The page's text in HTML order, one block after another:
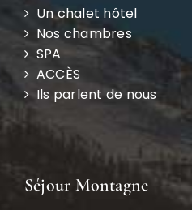
Un chalet hôtel
Nos chambres
SPA
ACCÈS
Ils parlent de nous
Séjour Montagne